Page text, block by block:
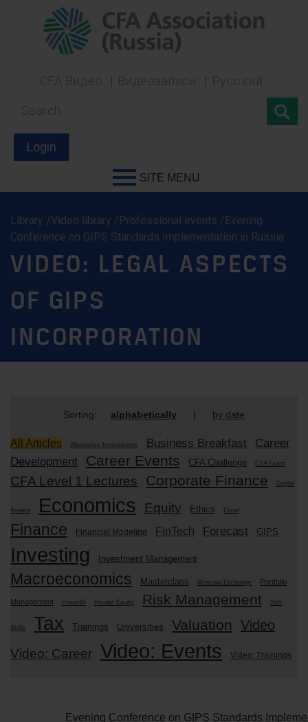
CFA Видео Видеозаписи Русский
Login
SITE MENU
Library /Video library /Professional events /Evening
Conference on GIPS Standards Implementation in Russia
VIDEO: LEGAL ASPECTS
OF GIPS
INCORPORATION
Sorting: alphabetically | by date
All Articles Alternative Investments Business Breakfast
Career
Development
Career Events CFA Challenge CFA Exam
CFA Level 1 Lectures Corporate Finance Digital
Assets Economics Equity Ethics Excel
Finance Financial Modeling FinTech Forecast GIPS
Investing Investment Management
Macroeconomics Masterclass Moscow Exchange Portfolio
Management PowerBI Private Equity Risk Management Soft
Skills Tax Trainings Universities Valuation Video
Video: Career Video: Events Video: Trainings
Evening Conference on GIPS Standards